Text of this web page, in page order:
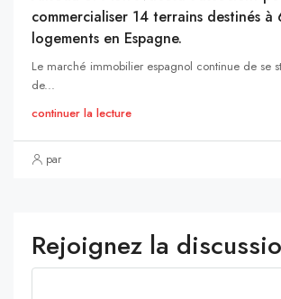
commercialiser 14 terrains destinés
logements en Espagne.
Le marché immobilier espagnol continue de se
de...
continuer la lecture
par
Rejoignez la